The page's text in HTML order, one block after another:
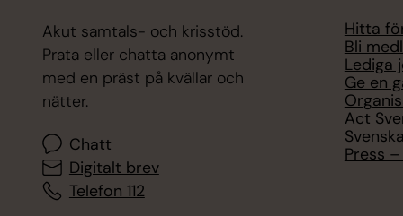
Akut samtals- och krisstöd.
Prata eller chatta anonymt
med en präst på kvällar och
nätter.
Chatt
Digitalt brev
Telefon 112
Hitta
Bli
Lediga
Ge en
Act
Press